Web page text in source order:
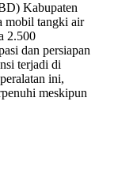
Kabupaten
mobil tangki air
2.500
dan persiapan
terjadi di
ini,
meskipun